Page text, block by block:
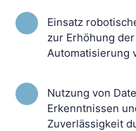
Einsatz
zur Erhöhung
Automatisierung
Nutzung von
Erkenntnissen
Zuverlässigkeit